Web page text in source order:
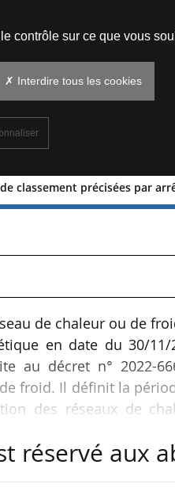
classement précisées par
et la procédure
de chaleur ou de
en date du 30/11/
au décret n° 2022-
froid. Il définit la
des réseaux de
et le processus de
réservé aux
contrôle sur ce que vous
✗ Interdire tous les cookies